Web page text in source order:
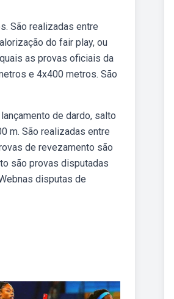
São realizadas entre
do fair play, ou
as provas oficiais da
e 4x400 metros. São
de dardo, salto
m. São realizadas entre
de revezamento são
são provas disputadas
disputas de